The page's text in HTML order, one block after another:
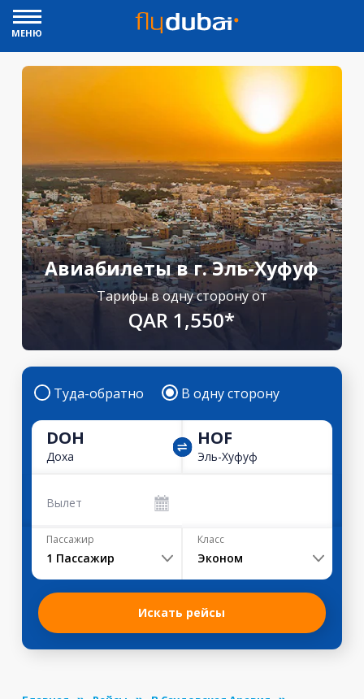
МЕНЮ
Авиабилеты в г. Эль-Хуфуф
Тарифы в одну сторону от
QAR 1,550*
Туда-обратно В одну сторону
DOH
Доха
HOF
Эль-Хуфуф
Вылет
Пассажир
1 Пассажир
Класс
Эконом
Искать рейсы